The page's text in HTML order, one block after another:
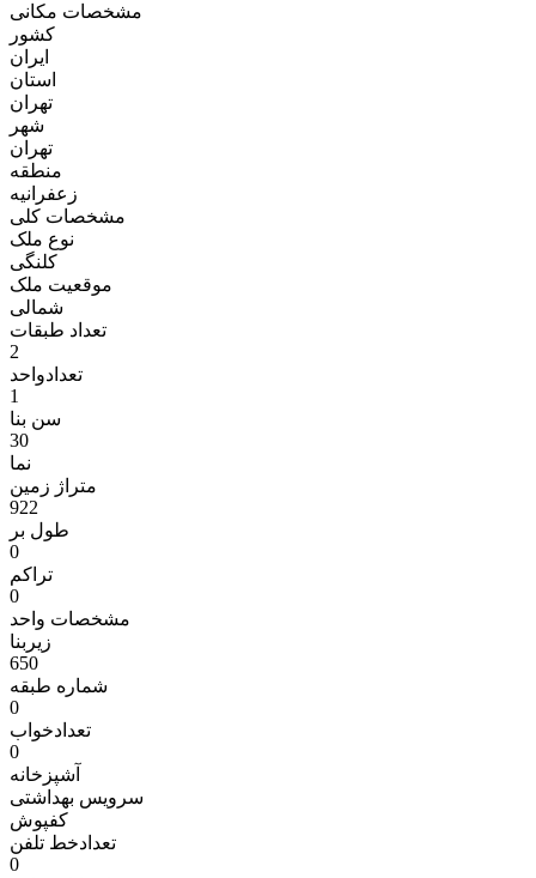
مشخصات مکانی
کشور
ایران
استان
تهران
شهر
تهران
منطقه
زعفرانيه
مشخصات کلی
نوع ملک
کلنگی
موقعیت ملک
شمالی
تعداد طبقات
2
تعدادواحد
1
سن بنا
30
نما
متراژ زمين
922
طول بر
0
تراکم
0
مشخصات واحد
زیربنا
650
شماره طبقه
0
تعدادخواب
0
آشپزخانه
سرویس بهداشتی
کفپوش
تعدادخط تلفن
0